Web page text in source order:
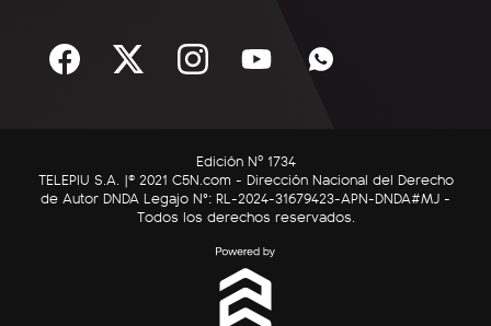
Sociedad
C5N Autos
RatingCero
Términos y condiciones
Edición Nº 1734
TELEPIU S.A. |© 2021 C5N.com - Dirección Nacional del Derecho
de Autor DNDA Legajo N°: RL-2024-31679423-APN-DNDA#MJ -
Todos los derechos reservados.